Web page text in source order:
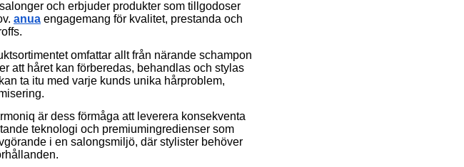
och erbjuder produkter som tillgodoser
anua engagemang för kvalitet, prestanda och
omfattar allt från närande schampon
att håret kan förberedas, behandlas och stylas
ta itu med varje kunds unika hårproblem,
är dess förmåga att leverera konsekventa
teknologi och premiumingredienser som
i en salongsmiljö, där stylister behöver